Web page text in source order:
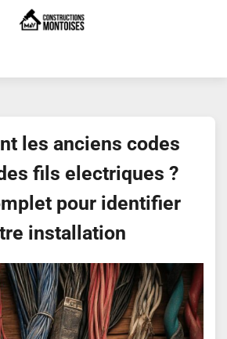
les anciens codes
fils electriques ?
pour identifier
installation